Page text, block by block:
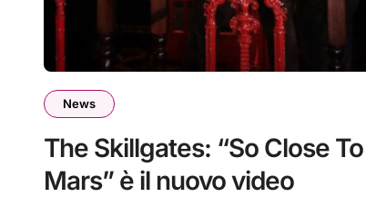
News
The Skillgates: “So Close To
Mars” è il nuovo video